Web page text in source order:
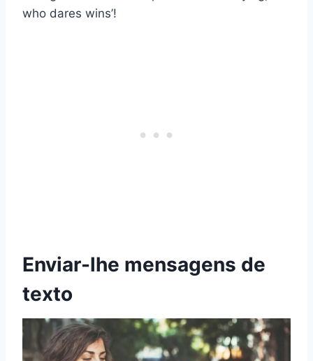
who dares wins’!
Enviar-lhe mensagens de
texto